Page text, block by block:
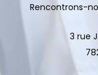
Rencontrons-
3 rue